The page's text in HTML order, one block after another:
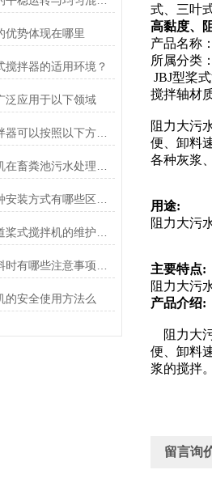
优势体现在哪里
搅拌器的适用环境？
泛应用于以下领域
选择推进桨式搅拌器可以按照以下方面考虑
的安全使用方法么
式、三叶
高黏度、
产品名称
所属分类
JBJ型桨
搅拌轴材
阻力大污
便、卸料
各种灰浆
用途:
阻力大污
主要特点:
阻力大污
产品介绍:
阻力大
便、卸料
浆的搅拌。
留言询